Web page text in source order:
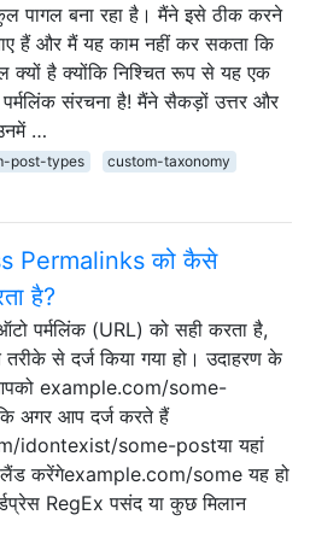
पागल बना रहा है। मैंने इसे ठीक करने
हैं और मैं यह काम नहीं कर सकता कि
क्यों है क्योंकि निश्चित रूप से यह एक
पर्मलिंक संरचना है! मैंने सैकड़ों उत्तर और
…
post-types
custom-taxonomy
Permalinks को कैसे
है?
पर्मलिंक (URL) को सही करता है,
से दर्ज किया गया हो। उदाहरण के
example.com/some-
अगर आप दर्ज करते हैं
idontexist/some-postया यहां
करेंगेexample.com/some यह हो
RegEx पसंद या कुछ मिलान